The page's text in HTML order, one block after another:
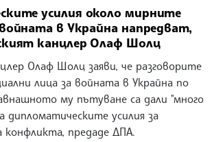
усилия около мирните
в Украйна напредват,
канцлер Олаф Шолц
Олаф Шолц заяви, че разговорите
лица за войната в Украйна по
му пътуване са дали "много
дипломатическите усилия за
конфликта, предаде ДПА.